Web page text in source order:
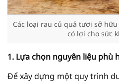
Các loại rau củ quả tươi sở
có lợi cho sức
1. Lựa chọn nguyên liệu phù
Để xây dựng một quy trình